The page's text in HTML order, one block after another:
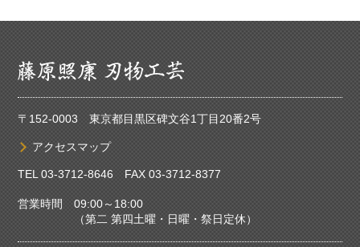
〒152-0003 東京都目黒区碑文谷1丁目20番2号
アクセスマップ
TEL03-3712-8646FAX 03-3712-8377
営業時間 09:00～18:00
（第二 第四土曜・日曜・祭日定休）